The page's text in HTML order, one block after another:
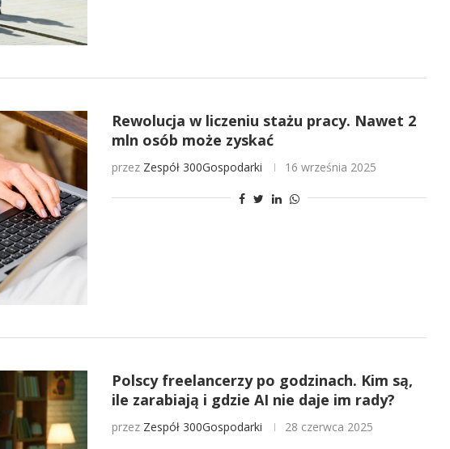
Rewolucja w liczeniu stażu pracy. Nawet 2
mln osób może zyskać
przez Zespół 300Gospodarki 16 września 2025
Polscy freelancerzy po godzinach. Kim są,
ile zarabiają i gdzie AI nie daje im rady?
przez Zespół 300Gospodarki 28 czerwca 2025